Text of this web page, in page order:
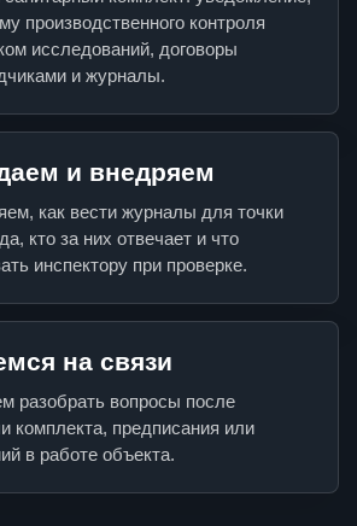
производственного контроля
исследований, договоры
и журналы.
и внедряем
как вести журналы для точки
кто за них отвечает и что
инспектору при проверке.
на связи
разобрать вопросы после
комплекта, предписания или
в работе объекта.